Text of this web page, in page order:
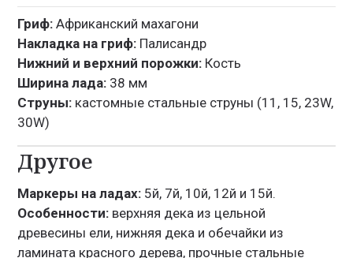
Гриф: Африканский махагони
Накладка на гриф: Палисандр
Нижний и верхний порожки: Кость
Ширина лада: 38 мм
Струны: кастомные стальные струны (11, 15, 23W,
30W)
Другое
Маркеры на ладах: 5й, 7й, 10й, 12й и 15й.
Особенности: верхняя дека из цельной
древесины ели, нижняя дека и обечайки из
ламината красного дерева, прочные стальные